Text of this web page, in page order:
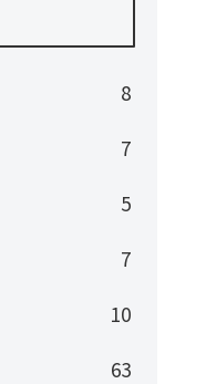
8
7
5
7
10
63